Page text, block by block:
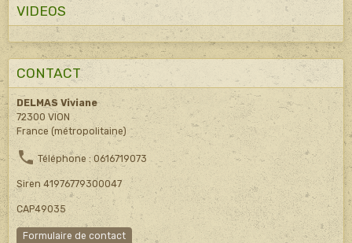
VIDEOS
CONTACT
DELMAS Viviane
72300 VION
France (métropolitaine)
Téléphone : 0616719073
Siren 41976779300047
CAP49035
Formulaire de contact